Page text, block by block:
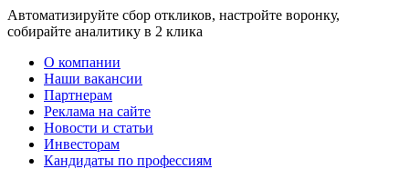
Автоматизируйте сбор откликов, настройте воронку,
собирайте аналитику в 2 клика
О компании
Наши вакансии
Партнерам
Реклама на сайте
Новости и статьи
Инвесторам
Кандидаты по профессиям